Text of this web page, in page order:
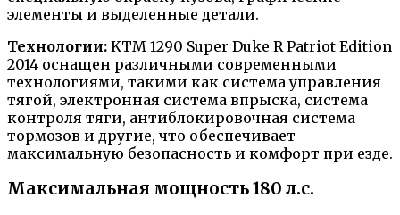
элементы и выделенные детали.
Технологии: KTM 1290 Super Duke R Patriot Edition
2014 оснащен различными современными
технологиями, такими как система управления
тягой, электронная система впрыска, система
контроля тяги, антиблокировочная система
тормозов и другие, что обеспечивает
максимальную безопасность и комфорт при езде.
Максимальная мощность 180 л.с.